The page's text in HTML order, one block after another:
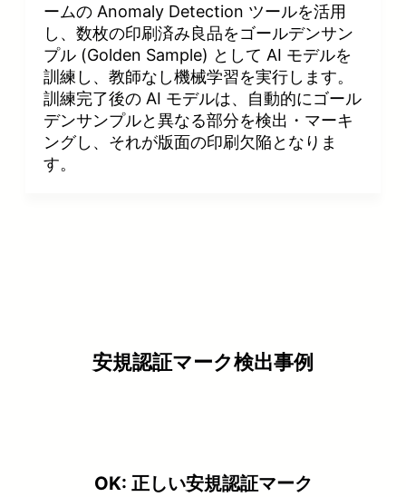
ームの Anomaly Detection ツールを活用
し、数枚の印刷済み良品をゴールデンサン
プル (Golden Sample) として AI モデルを
訓練し、教師なし機械学習を実行します。
訓練完了後の AI モデルは、自動的にゴール
デンサンプルと異なる部分を検出・マーキ
ングし、それが版面の印刷欠陥となりま
す。
安規認証マーク検出事例
OK: 正しい安規認証マーク